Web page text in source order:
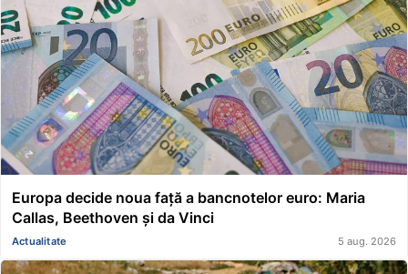
Europa decide noua față a bancnotelor euro: Maria
Callas, Beethoven și da Vinci
Actualitate 5 aug. 2026